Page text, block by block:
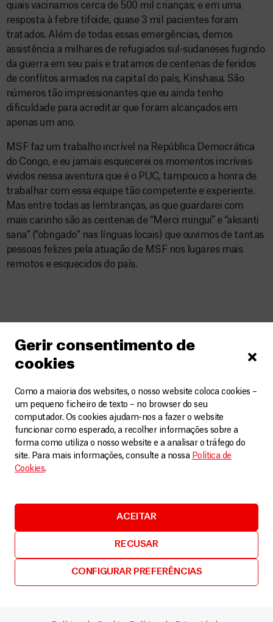
Gerir consentimento de
cookies
Como a maioria dos websites, o nosso website coloca cookies –
um pequeno ficheiro de texto – no browser do seu
computador. Os cookies ajudam-nos a fazer o website
funcionar como esperado, a recolher informações sobre a
forma como utiliza o nosso website e a analisar o tráfego do
site. Para mais informações, consulte a nossa Política de
Cookies.
ACEITAR
RECUSAR
CONFIGURAR PREFERÊNCIAS
quais vacinamos cerca de 500 mil crianças; e em uma
resposta à febre tifoide, quase 3 mil pacientes foram
tratados. Além de todas essas emergências, demos
assistência a milhares de refugiados sul-sudaneses fugindo
da guerra em seu país e tratamos de centenas de feridos
de conflitos armados na capital do país, Kinshasa. São
números tão impressionantes que eu ainda tenho
dificuldade para acreditar que foram alcançados em
apenas um ano.
MSF faz um trabalho incrível na República Democrática
do Congo, e eu jamais esquecerei os momentos incríveis
vividos nessa aventura que é o PUC, tampouco a honra de
trabalhar com essa equipe tão competente e experiente.
Mas entre todas as lembranças, as que guardarei com
mais carinho são as centenas de “Merci mingui” e “aksanti
sana” (“obrigado” nas línguas locais) que ouvimos de tantas
pessoas felizes pela atuação de MSF nos lugares mais
remotos e esquecidos do país.
Relacionados
República Democrática do Congo
17 Julho, 2026